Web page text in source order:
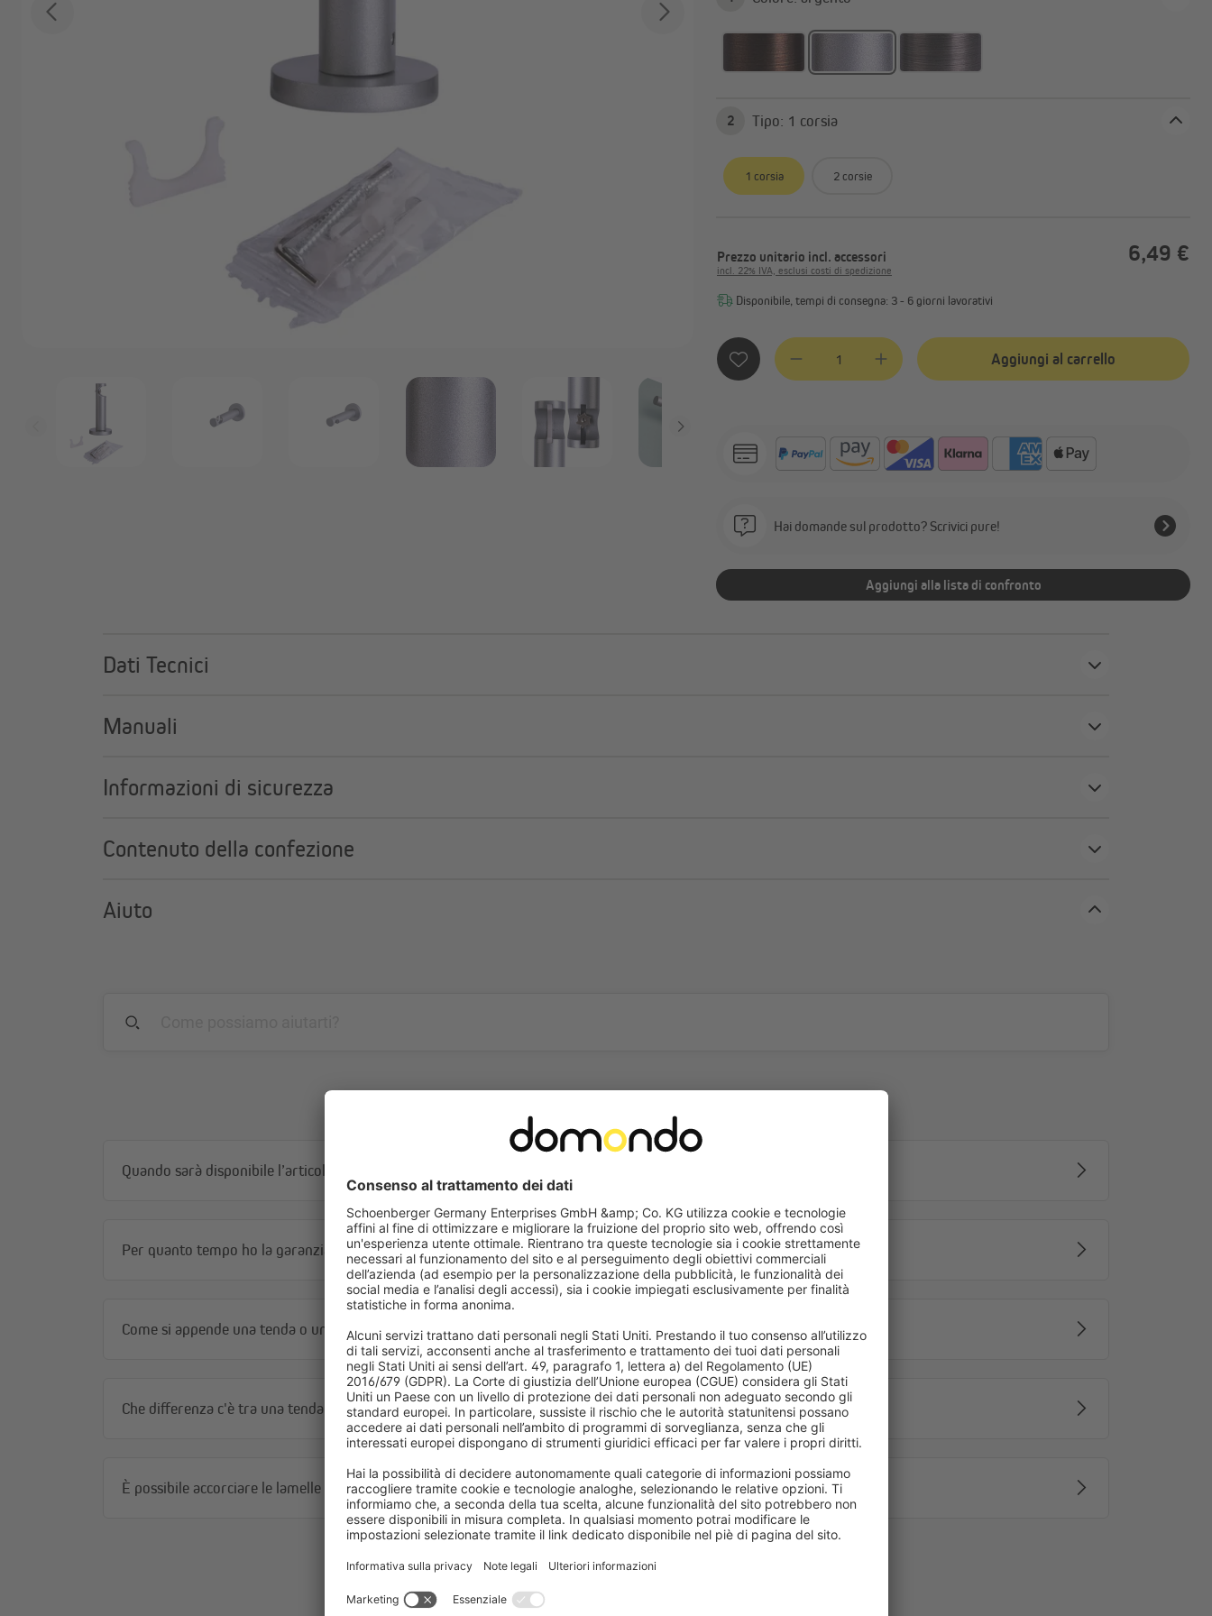
2 Tipo: 1 corsia
1 corsia 2 corsie
Prezzo unitario incl. accessori 6,49 €
incl. 22% IVA, esclusi costi di spedizione
Disponibile, tempi di consegna: 3 - 6 giorni lavorativi
Quantità del prodotto: inserisci la quantità desiderata o usa i pulsanti per
Aggiungi al carrello
Hai domande sul prodotto? Scrivici pure!
Aggiungi alla lista di confronto
Dati Tecnici
Manuali
Informazioni di sicurezza
Contenuto della confezione
Aiuto
Quando sarà disponibile l’articolo?
Per quanto tempo ho la garanzia?
Come si appende una tenda o un drappo?
Che differenza c'è tra una tenda con il laccetto e una tenda con l'occhiello?
È possibile accorciare le lamelle verticali della tenda?